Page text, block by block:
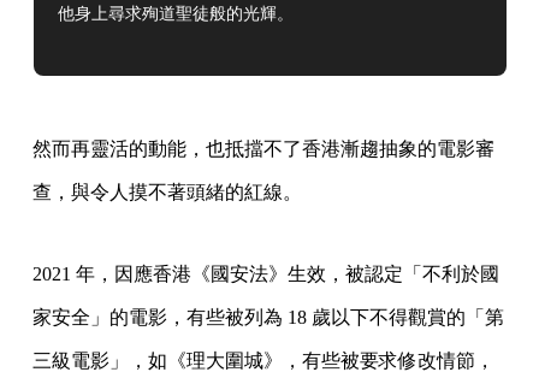
他身上尋求殉道聖徒般的光輝。
然而再靈活的動能，也抵擋不了香港漸趨抽象的電影審
查，與令人摸不著頭緒的紅線。
2021 年，因應香港《國安法》生效，被認定「不利於國
家安全」的電影，有些被列為 18 歲以下不得觀賞的「第
三級電影」，如《理大圍城》，有些被要求修改情節，